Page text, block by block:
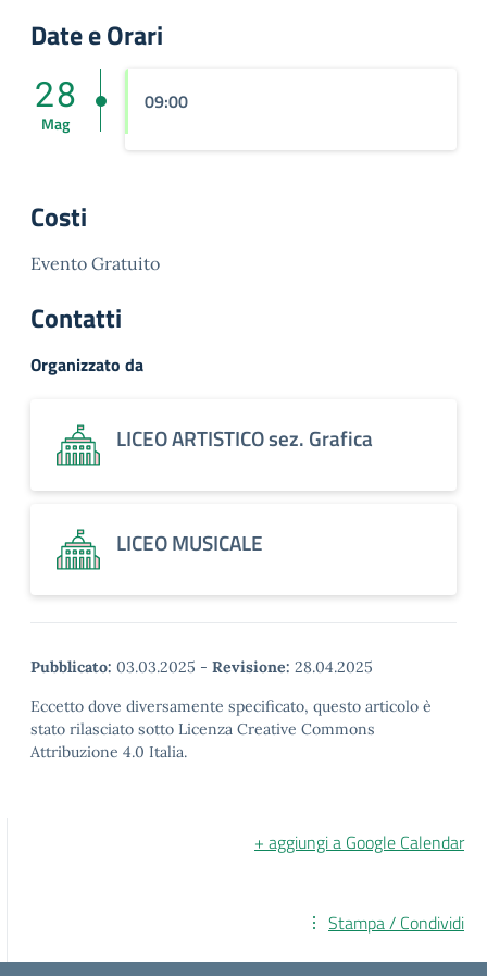
Date e Orari
09:00
28
Mag
Costi
Evento Gratuito
Contatti
Organizzato da
LICEO ARTISTICO sez. Grafica
LICEO MUSICALE
Pubblicato: 03.03.2025 - Revisione: 28.04.2025
Eccetto dove diversamente specificato, questo articolo è
stato rilasciato sotto Licenza Creative Commons
Attribuzione 4.0 Italia.
+ aggiungi a Google Calendar
Stampa / Condividi